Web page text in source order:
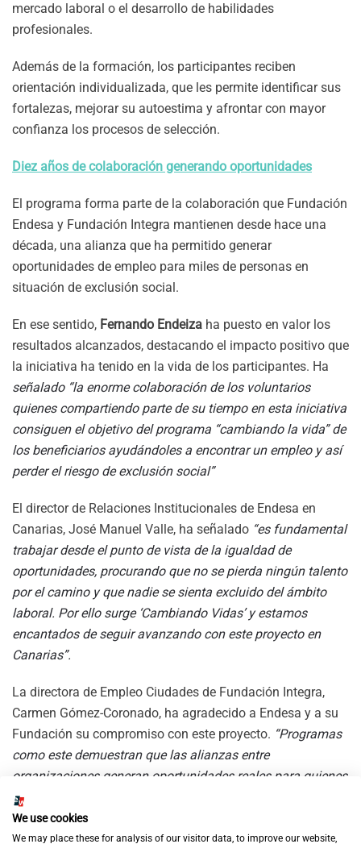
mercado laboral o el desarrollo de habilidades
profesionales.
Además de la formación, los participantes reciben
orientación individualizada, que les permite identificar sus
fortalezas, mejorar su autoestima y afrontar con mayor
confianza los procesos de selección.
Diez años de colaboración generando oportunidades
El programa forma parte de la colaboración que Fundación
Endesa y Fundación Integra mantienen desde hace una
década, una alianza que ha permitido generar
oportunidades de empleo para miles de personas en
situación de exclusión social.
En ese sentido, Fernando Endeiza ha puesto en valor los
resultados alcanzados, destacando el impacto positivo que
la iniciativa ha tenido en la vida de los participantes. Ha
señalado “la enorme colaboración de los voluntarios
quienes compartiendo parte de su tiempo en esta iniciativa
consiguen el objetivo del programa “cambiando la vida” de
los beneficiarios ayudándoles a encontrar un empleo y así
perder el riesgo de exclusión social”
El director de Relaciones Institucionales de Endesa en
Canarias, José Manuel Valle, ha señalado “es fundamental
trabajar desde el punto de vista de la igualdad de
oportunidades, procurando que no se pierda ningún talento
por el camino y que nadie se sienta excluido del ámbito
laboral. Por ello surge ‘Cambiando Vidas’ y estamos
encantados de seguir avanzando con este proyecto en
Canarias”.
La directora de Empleo Ciudades de Fundación Integra,
Carmen Gómez-Coronado, ha agradecido a Endesa y a su
Fundación su compromiso con este proyecto. “Programas
como este demuestran que las alianzas entre
organizaciones generan oportunidades reales para quienes
más lo necesitan. Un empleo les cambia la vida, a ellos y a
sus familias. Les permite retomar las riendas de su futuro y
afrontar con seguridad su nuevo proyecto vital lejos de la
We use cookies
We may place these for analysis of our visitor data, to improve our website,